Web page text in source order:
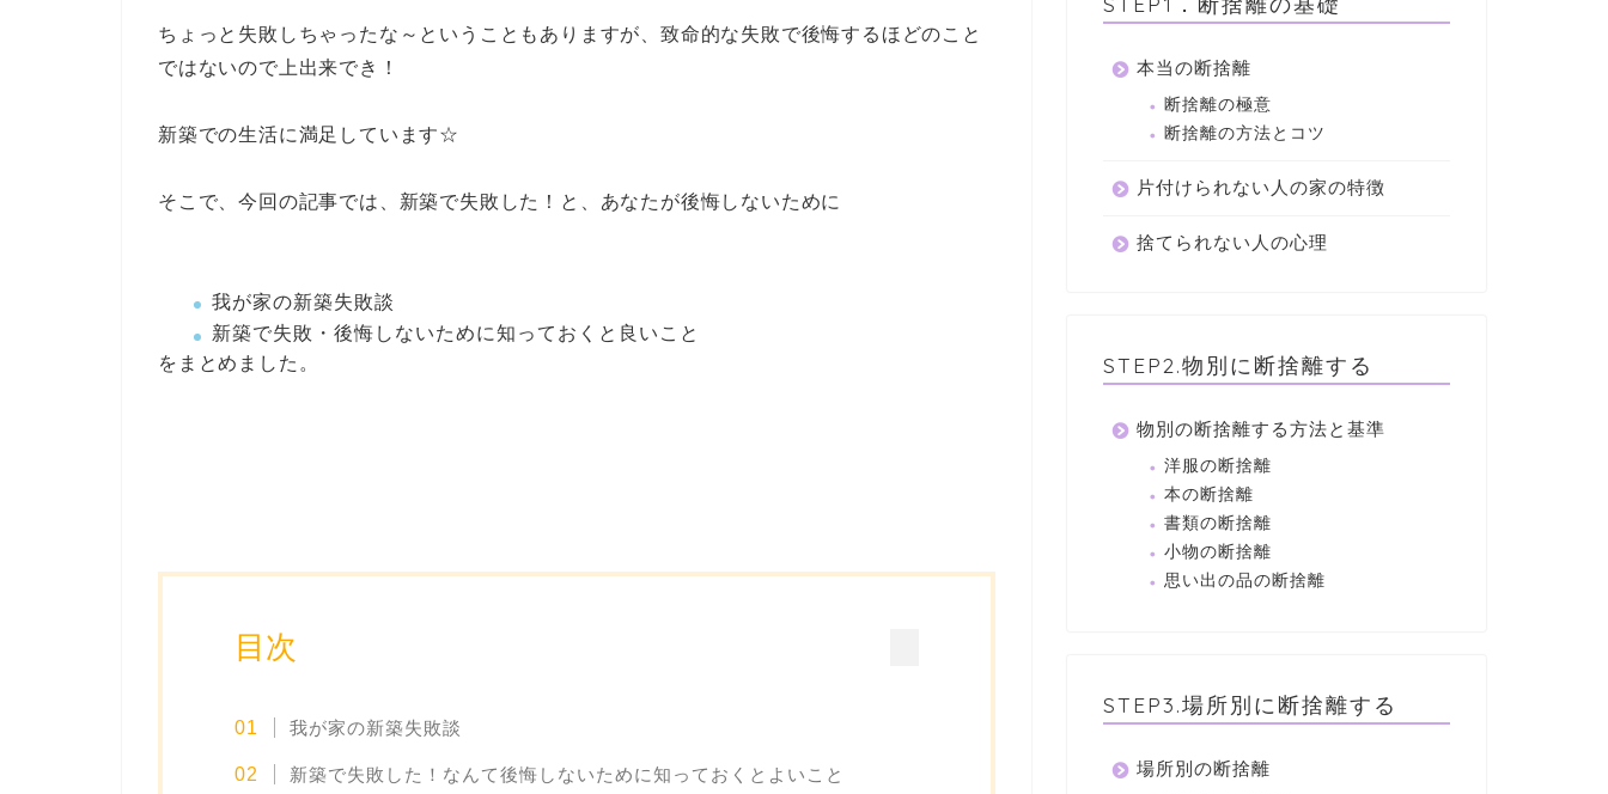
ちょっと失敗しちゃったな～ということもありますが、致命的な失敗で後悔するほどのこと
ではないので上出来でき！
新築での生活に満足しています☆
そこで、今回の記事では、新築で失敗した！と、あなたが後悔しないために
我が家の新築失敗談
新築で失敗・後悔しないために知っておくと良いこと
をまとめました。
目次
我が家の新築失敗談
新築で失敗した！なんて後悔しないために知っておくとよいこと
本当の断捨離
断捨離の極意
断捨離の方法とコツ
片付けられない人の家の特徴
捨てられない人の心理
STEP2.物別に断捨離する
物別の断捨離する方法と基準
洋服の断捨離
本の断捨離
書類の断捨離
小物の断捨離
思い出の品の断捨離
STEP3.場所別に断捨離する
場所別の断捨離